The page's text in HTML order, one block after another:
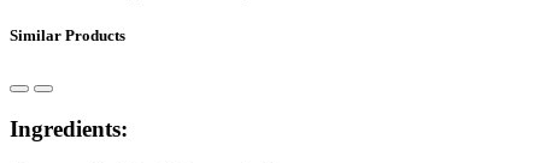
Similar Products
Ingredients: